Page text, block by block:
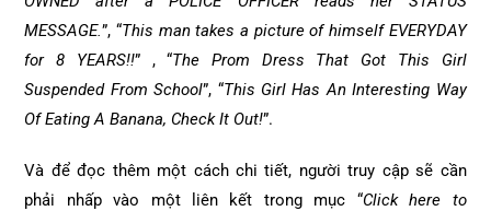
MESSAGE.”, “This man takes a picture of himself EVERYDAY
for 8 YEARS!!” , “The Prom Dress That Got This Girl
Suspended From School”, “This Girl Has An Interesting Way
Of Eating A Banana, Check It Out!”.
Và để đọc thêm một cách chi tiết, người truy cập sẽ cần
phải nhấp vào một liên kết trong mục “Click here to